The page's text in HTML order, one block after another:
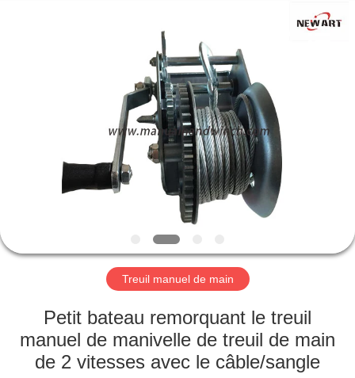
PRODUITS
DE
NOUS
VISITE
DE
L'USINE
Treuil manuel de main
Petit bateau remorquant le treuil
manuel de manivelle de treuil de main
de 2 vitesses avec le câble/sangle